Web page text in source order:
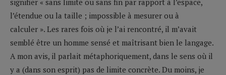
l’étendue ou la taille ; impossible à mesurer ou à
calculer ». Les rares fois où je l’ai rencontré, il m’avait
semblé être un homme sensé et maîtrisant bien le langage.
A mon avis, il parlait métaphoriquement, dans le sens où il
y a (dans son esprit) pas de limite concrète. Du moins, je